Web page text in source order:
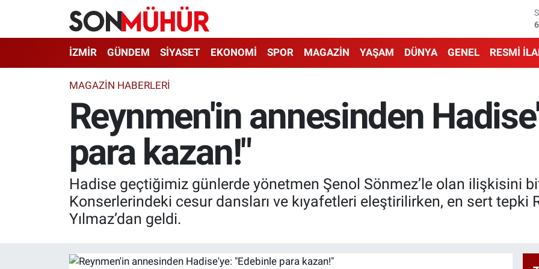
İZMİR GÜNDEM SİYASET EKONOMİ SPOR MAGAZİN YAŞAM DÜNYA GENEL RESMİ
MAGAZIN HABERLERI
Reynmen'in annesinden
para kazan!"
Hadise geçtiğimiz günlerde yönetmen Şenol Sönmez’le olan ilişkisini
Konserlerindeki cesur dansları ve kıyafetleri eleştirilirken, en sert tepki
Yılmaz’dan geldi.
İzmir Nöbetçi Eczaneler
İzmir Hava Durumu
İzmir Namaz Vakitleri
İzmir Trafik Yoğunluk Haritası
Süper Lig Puan Durumu ve Fikstür
Tüm Manşetler
Haber Arşivi